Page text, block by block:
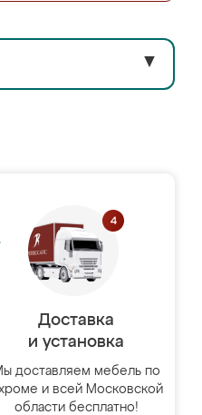
▼
Доставка
и установка
доставляем мебель по
и всей Московской
области бесплатно!